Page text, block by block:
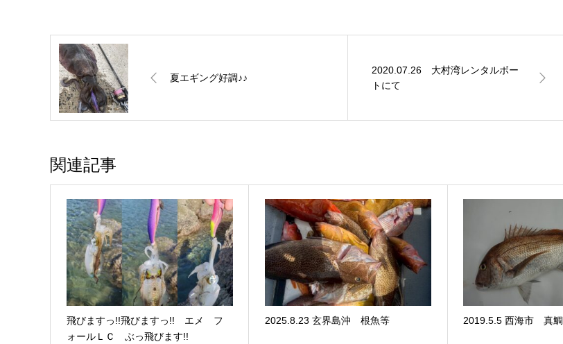
夏エギング好調♪♪
2020.07.26 大村湾レンタルボー
トにて
関連記事
飛びますっ!!飛びますっ!! エメ フ
ォールＬＣ ぶっ飛びます!!
2025.8.23 玄界島沖 根魚等 2019.5.5 西海市 真鯛